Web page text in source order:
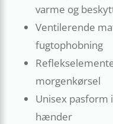
varme og
Ventilerende
fugtophobning
morgenkørsel
Unisex
hænder